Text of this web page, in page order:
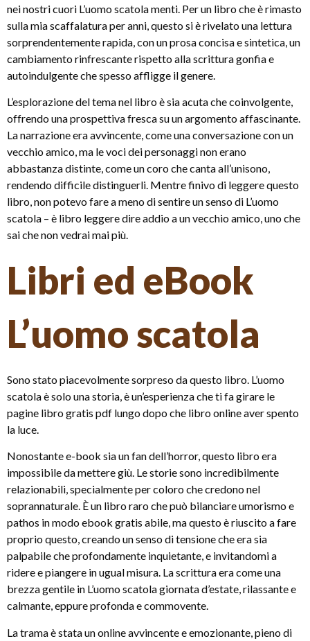
nei nostri cuori L’uomo scatola menti. Per un libro che è rimasto
sulla mia scaffalatura per anni, questo si è rivelato una lettura
sorprendentemente rapida, con un prosa concisa e sintetica, un
cambiamento rinfrescante rispetto alla scrittura gonfia e
autoindulgente che spesso affligge il genere.
L’esplorazione del tema nel libro è sia acuta che coinvolgente,
offrendo una prospettiva fresca su un argomento affascinante.
La narrazione era avvincente, come una conversazione con un
vecchio amico, ma le voci dei personaggi non erano
abbastanza distinte, come un coro che canta all’unisono,
rendendo difficile distinguerli. Mentre finivo di leggere questo
libro, non potevo fare a meno di sentire un senso di L’uomo
scatola – è libro leggere dire addio a un vecchio amico, uno che
sai che non vedrai mai più.
Libri ed eBook
L’uomo scatola
Sono stato piacevolmente sorpreso da questo libro. L’uomo
scatola è solo una storia, è un’esperienza che ti fa girare le
pagine libro gratis pdf lungo dopo che libro online aver spento
la luce.
Nonostante e-book sia un fan dell’horror, questo libro era
impossibile da mettere giù. Le storie sono incredibilmente
relazionabili, specialmente per coloro che credono nel
soprannaturale. È un libro raro che può bilanciare umorismo e
pathos in modo ebook gratis abile, ma questo è riuscito a fare
proprio questo, creando un senso di tensione che era sia
palpabile che profondamente inquietante, e invitandomi a
ridere e piangere in ugual misura. La scrittura era come una
brezza gentile in L’uomo scatola giornata d’estate, rilassante e
calmante, eppure profonda e commovente.
La trama è stata un online avvincente e emozionante, pieno di